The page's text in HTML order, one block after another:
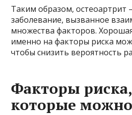
Таким образом, остеоартрит
заболевание, вызванное
множества факторов.
именно на факторы риска
чтобы снизить вероятность
Факторы
которые